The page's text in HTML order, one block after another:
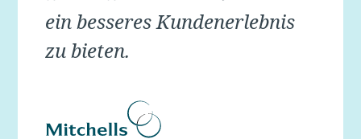
ein besseres Kundenerlebnis
zu bieten.